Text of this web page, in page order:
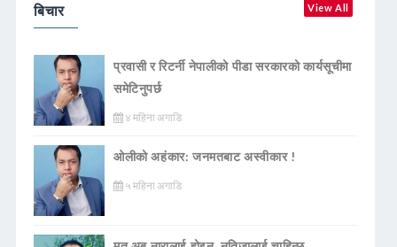
बिचार View All
प्रवासी र रिटर्नी नेपालीको पीडा सरकारको कार्यसूचीमा
समेटिनुपर्छ
४ महिना अगाडि
ओलीको अहंकार: जनमतबाट अस्वीकार !
५ महिना अगाडि